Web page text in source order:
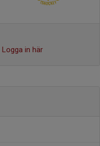
Logga in här